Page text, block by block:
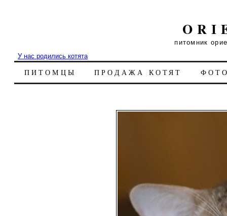
питомник
У нас родились котята
ПИТОМЦЫ ПРОДАЖА КОТЯТ